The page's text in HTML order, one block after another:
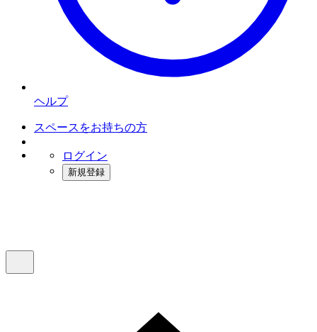
ヘルプ
スペースをお持ちの方
ログイン
新規登録